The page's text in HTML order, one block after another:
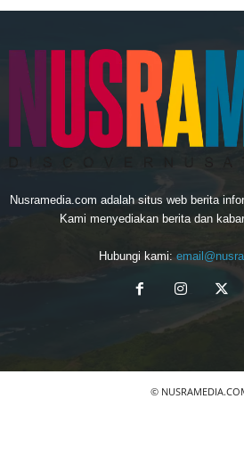
Nusramedia.com adalah situs web berita
Kami menyediakan berita dan
Hubungi kami:
©